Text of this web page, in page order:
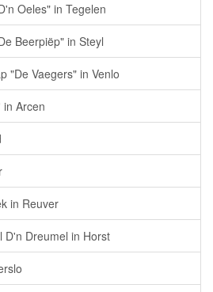
Oeles" in Tegelen
Beerpiëp" in Steyl
"De Vaegers" in Venlo
in Arcen
in Reuver
D'n Dreumel in Horst